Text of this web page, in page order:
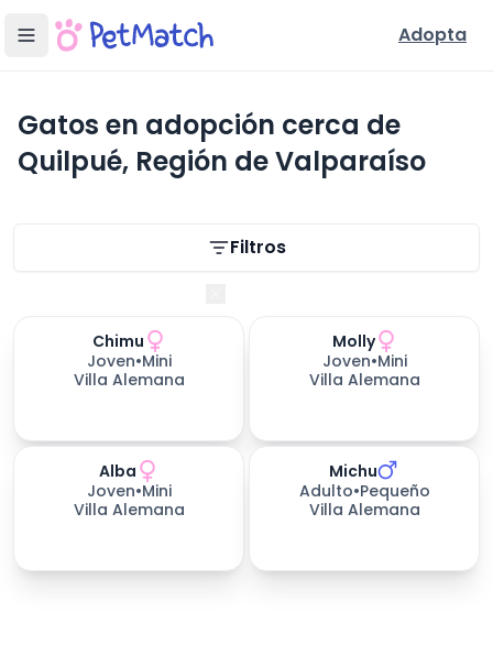
Adopta
Gatos en adopción cerca de
Quilpué, Región de Valparaíso
Filtros
Chimu
Joven•Mini
Villa Alemana
Molly
Joven•Mini
Villa Alemana
Alba
Joven•Mini
Villa Alemana
días esperando
Michu
Adulto•Pequeño
Villa Alemana